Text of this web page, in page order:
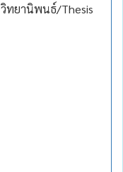
วิทยานิพนธ์/Thesis